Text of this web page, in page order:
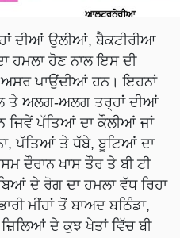
ਦੀਆਂ ਉਲੀਆਂ, ਬੈਕਟੀਰੀਆ
ਹਮਲਾ ਹੋਣ ਨਾਲ ਇਸ ਦੀ
ਅਸਰ ਪਾਉਂਦੀਆਂ ਹਨ। ਇਹਨਾਂ
ਤੇ ਅਲਗ-ਅਲਗ ਤਰ੍ਹਾਂ ਦੀਆਂ
ਜਿਵੇਂ ਪੱਤਿਆਂ ਦਾ ਕੌਲੀਆਂ ਜਾਂ
ਪੱਤਿਆਂ ਤੇ ਧੱਬੇ, ਬੂਟਿਆਂ ਦਾ
ਦੌਰਾਨ ਖਾਸ ਤੌਰ ਤੇ ਬੀ ਟੀ
ਦੇ ਰੋਗ ਦਾ ਹਮਲਾ ਵੱਧ ਰਿਹਾ
ਮੀਂਹਾਂ ਤੋਂ ਬਾਅਦ ਬਠਿੰਡਾ,
ਦੇ ਕੁਝ ਖੇਤਾਂ ਵਿੱਚ ਬੀ